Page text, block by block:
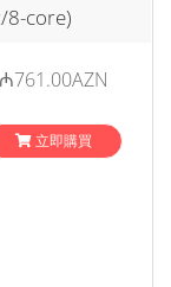
8-core)
₼761.00AZN
立即購買